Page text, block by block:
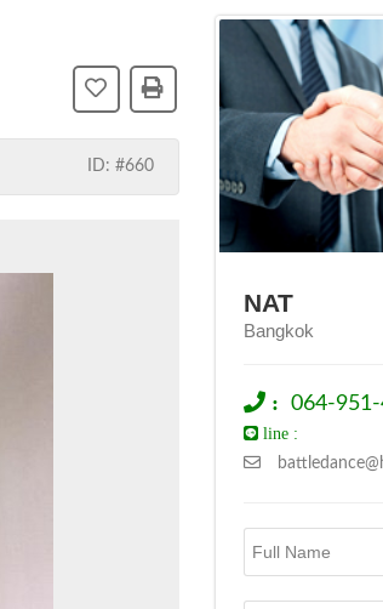
ID: #660
NAT
Bangkok
: 064-
line :